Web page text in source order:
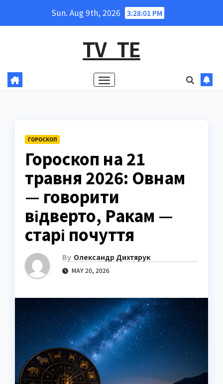
Sun. Aug 9th, 2026 3:28:02 PM
TV_TE
ГОРОСКОП
Гороскоп на 21
травня 2026: Овнам
— говорити
відверто, Ракам —
старі почуття
By Олександр Дихтярук
MAY 20, 2026